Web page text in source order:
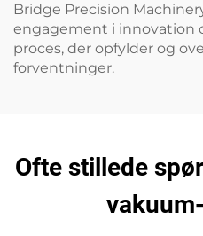
Bridge Precision
engagement i innovation
proces, der opfylder og
forventninger.
Ofte stillede